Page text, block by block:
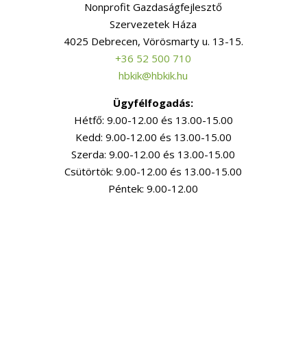
Nonprofit Gazdaságfejlesztő
Szervezetek Háza
4025 Debrecen, Vörösmarty u. 13-15.
+36 52 500 710
hbkik@hbkik.hu
Ügyfélfogadás:
Hétfő: 9.00-12.00 és 13.00-15.00
Kedd: 9.00-12.00 és 13.00-15.00
Szerda: 9.00-12.00 és 13.00-15.00
Csütörtök: 9.00-12.00 és 13.00-15.00
Péntek: 9.00-12.00